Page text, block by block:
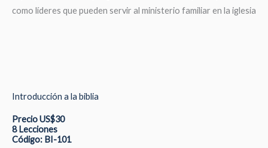
como líderes que pueden servir al ministerio familiar en la iglesia
Introducción a la biblia
Precio US$30
8 Lecciones
Código: BI-101